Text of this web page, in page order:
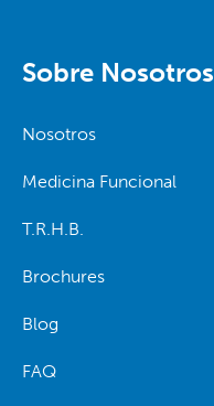
Sobre Nosotros
Nosotros
Medicina Funcional
T.R.H.B.
Brochures
Blog
FAQ